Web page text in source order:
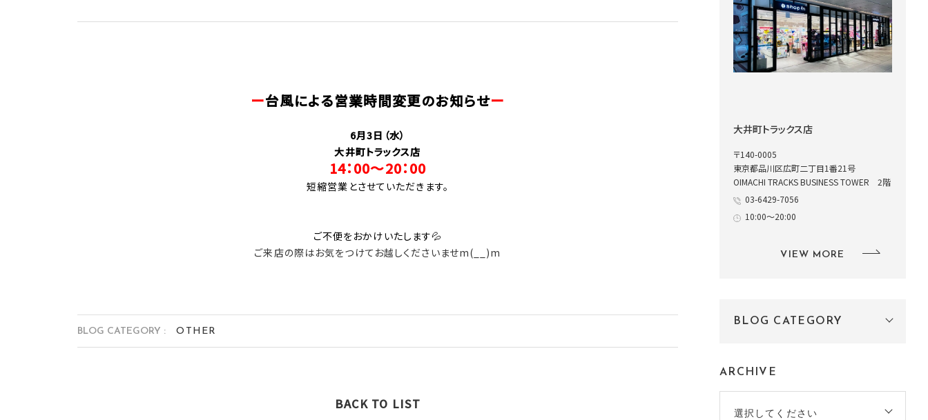
ー台風による営業時間変更のお知らせー
6月3日（水）
大井町トラックス店
14：00～20：00
短縮営業とさせていただきます。
ご不便をおかけいたします💦
ご来店の際はお気をつけてお越しくださいませm(__)m
BLOG CATEGORY : OTHER
BACK TO LIST
大井町トラックス店
〒140-0005
東京都品川区広町二丁目1番21号
OIMACHI TRACKS BUSINESS TOWER 2階
03-6429-7056
10:00～20:00
VIEW MORE
BLOG CATEGORY
ARCHIVE
選択してください